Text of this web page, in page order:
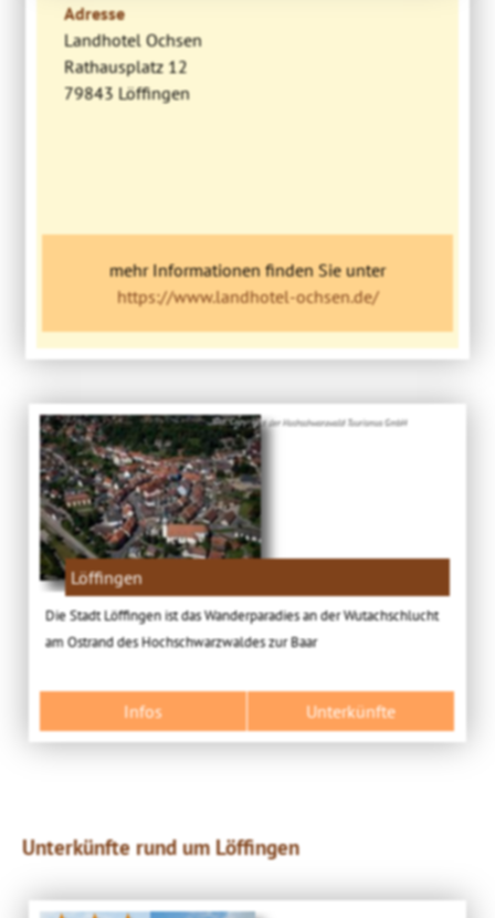
Adresse
Landhotel Ochsen
Rathausplatz 12
79843 Löffingen
mehr Informationen finden Sie unter
https://www.landhotel-ochsen.de/
Bild: Copyright der Hochschwarzwald Tourismus GmbH
Löffingen
Die Stadt Löffingen ist das Wanderparadies an der Wutachschlucht
am Ostrand des Hochschwarzwaldes zur Baar
Infos Unterkünfte
Unterkünfte rund um Löffingen